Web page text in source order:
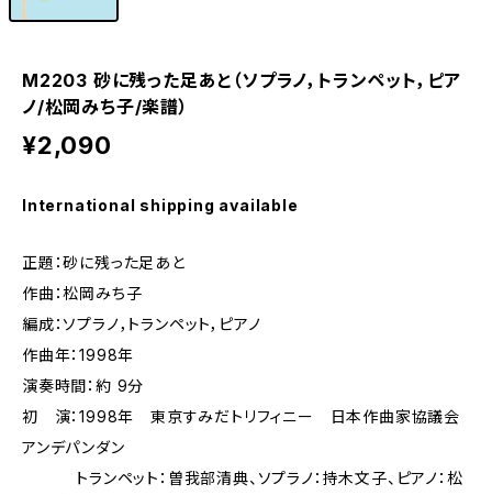
M2203 砂に残った足あと（ソプラノ，トランペット，ピア
ノ/松岡みち子/楽譜）
¥2,090
International shipping available
正題：砂に残った足あと
作曲：松岡みち子
編成：ソプラノ，トランペット，ピアノ
作曲年：1998年
演奏時間：約 9分
初 演：1998年 東京すみだトリフィニー 日本作曲家協議会
アンデパンダン
トランペット：曽我部清典、ソプラノ：持木文子、ピアノ：松